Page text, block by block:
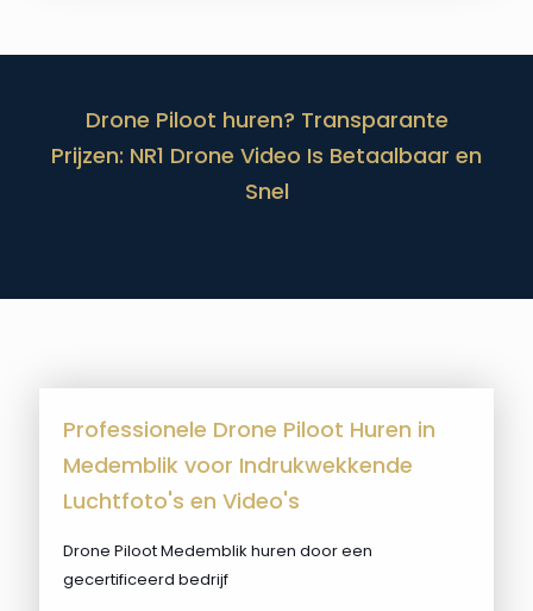
Drone Piloot huren? Transparante
Prijzen: NR1 Drone Video Is Betaalbaar en
Snel
Professionele Drone Piloot Huren in
Medemblik voor Indrukwekkende
Luchtfoto's en Video's
Drone Piloot Medemblik huren door een
gecertificeerd bedrijf